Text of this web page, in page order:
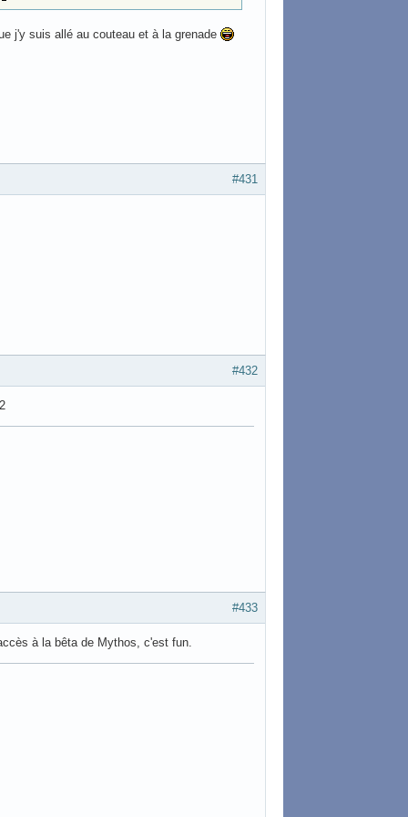
j'y suis allé au couteau et à la grenade
#431
#432
#433
à la bêta de Mythos, c'est fun.